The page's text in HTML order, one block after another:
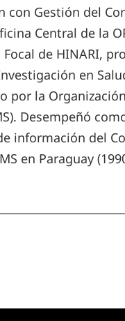
con Gestión del
Central de la
de HINARI,
en
por la
Desempeñó
información del
en Paraguay